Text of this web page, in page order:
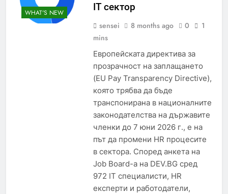
WHAT'S NEW
IT сектор
sensei 8 months ago 0
1
mins
Европейската директива за
прозрачност на заплащането
(EU Pay Transparency Directive),
която трябва да бъде
транспонирана в националните
законодателства на държавите
членки до 7 юни 2026 г., е на
път да промени HR процесите
в сектора. Според анкета на
Job Board-a на DEV.BG сред
972 IT специалисти, HR
експерти и работодатели,